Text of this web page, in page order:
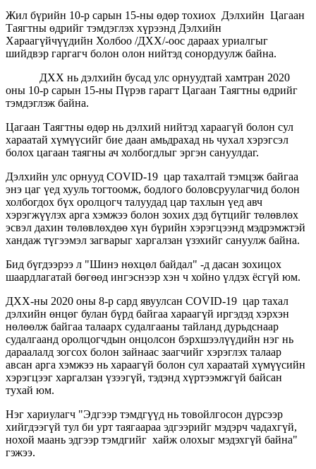
Жил бүрийн 10-р сарын 15-ны өдөр тохиох Дэлхийн Цагаан
Таягтны өдрийг тэмдэглэх хүрээнд Дэлхийн
Хараагүйчүүдийн Холбоо /ДХХ/-оос дараах уриалгыг
шийдвэр гаргагч болон олон нийтэд сонордуулж байна.
ДХХ нь дэлхийн бусад улс орнуудтай хамтран 2020
оны 10-р сарын 15-ны Пүрэв гарагт Цагаан Таягтны өдрийг
тэмдэглэж байна.
Цагаан Таягтны өдөр нь дэлхий нийтэд хараагүй болон сул
хараатай хүмүүсийг бие даан амьдрахад нь чухал хэрэгсэл
болох цагаан таягны ач холбогдлыг эргэн сануулдаг.
Дэлхийн улс орнууд COVID-19 цар тахалтай тэмцэж байгаа
энэ цаг үед хууль тогтоомж, бодлого боловсруулагчид болон
холбогдох бүх оролцогч талуудад цар тахлын үед авч
хэрэгжүүлэх арга хэмжээ болон зохих дэд бүтцийг төлөвлөх
эсвэл дахин төлөвлөхдөө хүн бүрийн хэрэгцээнд мэдрэмжтэй
хандаж түгээмэл загварыг харгалзан үзэхийг сануулж байна.
Бид бүгдээрээ л "Шинэ нөхцөл байдал" -д дасан зохицох
шаардлагатай бөгөөд ингэснээр хэн ч хойно үлдэх ёсгүй юм.
ДХХ-ны 2020 оны 8-р сард явуулсан COVID-19 цар тахал
дэлхийн өнцөг булан бүрд байгаа хараагүй иргэдэд хэрхэн
нөлөөлж байгаа талаарх судалгааны тайланд дурьдснаар
судалгаанд оролцогчдын онцолсон бэрхшээлүүдийн нэг нь
дараалалд зогсох болон зайнаас заагчийг хэрэглэх талаар
авсан арга хэмжээ нь хараагүй болон сул хараатай хүмүүсийн
хэрэгцээг харгалзан үзээгүй, тэдэнд хүртээмжгүй байсан
тухай юм.
Нэг хариулагч "Эдгээр тэмдгүүд нь товойлгосон дүрсээр
хийгдээгүй тул би урт таягаараа эдгээрийг мэдэрч чадахгүй,
нохой маань эдгээр тэмдгийг хайж олохыг мэдэхгүй байна"
гэжээ.